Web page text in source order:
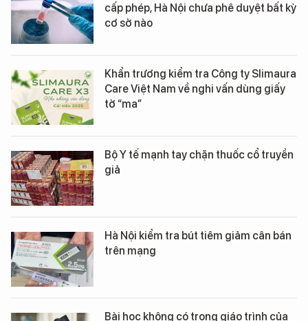
cấp phép, Hà Nội chưa phê duyệt bất kỳ
cơ sở nào
Khẩn trương kiểm tra Công ty Slimaura
Care Việt Nam về nghi vấn dùng giấy
tờ “ma”
Bộ Y tế mạnh tay chặn thuốc cổ truyền
giả
Hà Nội kiểm tra bút tiêm giảm cân bán
trên mạng
Bài học không có trong giáo trình của